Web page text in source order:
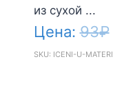
из сухой ...
Цена:93₽
SKU: ICENI-U-